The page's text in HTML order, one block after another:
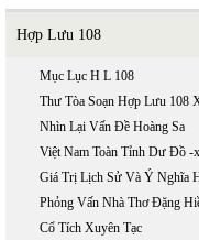
Hợp Lưu 108
Mục Lục H L 108
Thư Tòa Soạn Hợp Lưu 108
Nhìn Lại Vấn Đề Hoàng Sa
Phỏng Vấn Nhà Thơ Đặng
Cổ Tích Xuyên Tạc